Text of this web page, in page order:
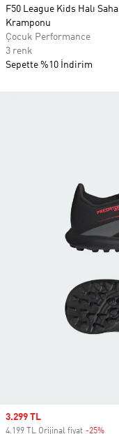
F50 League Kids Halı Saha
Kramponu
Çocuk Performance
3 renk
Sepette %10 İndirim
Sale price
3.299 TL
4.199 TL Orijinal fiyat -25%